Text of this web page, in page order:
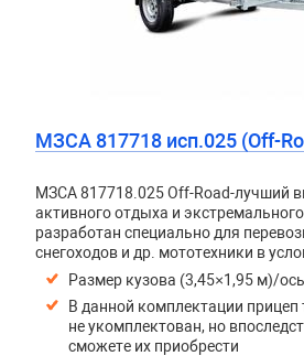
МЗСА 817718 исп.025 (Off-
МЗСА 817718.025 Off-Road-лучший
активного отдыха и
разработан специально для
снегоходов и др. мототехники в
Размер кузова (3,45×1,95 м)/
В данной комплектации
не укомплектован, но
сможете их приобрести